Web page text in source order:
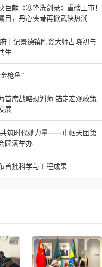
路济南电（记者 瑞夫 王克军 郭
上的蒲草，能走多
巨献《寒锋洗剑录》重磅上市！
目，丹心侠骨再掀武侠热潮
、许大伟联袂巨献《寒锋洗剑
发先火引业界瞩目，丹心侠骨再
可）近日，备受业界与读者双
| 记景德镇陶瓷大师占晓初与
生
）景德镇的窑火，千年不熄，淬
；元代釉里红的一抹艳红，穿越
枪鱼”
枪鱼”苏州吴中白金汉爵大酒店
鉴仪式圆满落幕2026年4月17
吴中白金汉爵大酒店大
首席战略规划师 锚定宏观政策
展
大返城（浙江）科技有限公司
，正式特聘丁娄先生担任公司首
次强强联合，是大返城集团深度
筑时代她力量——巾帼天团第
圆满举办
筑时代她力量——巾帼天团第
圆满举办2026年4月15日，巾
首批科学与工程成果